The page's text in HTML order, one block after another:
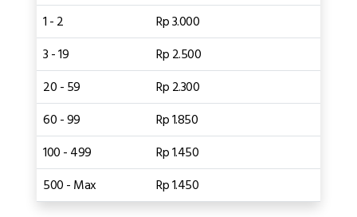
1 - 2
Rp 3.000
3 - 19
Rp 2.500
20 - 59
Rp 2.300
60 - 99
Rp 1.850
100 - 499
Rp 1.450
500 - Max
Rp 1.450